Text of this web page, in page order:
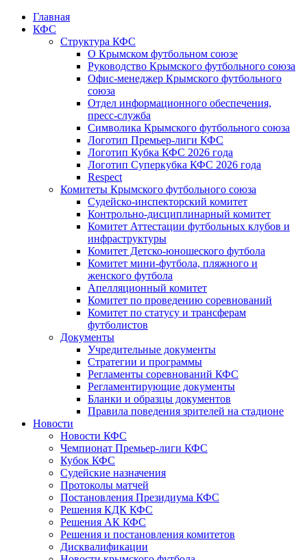
Главная
КФС
Структура КФС
О Крымском футбольном союзе
Руководство Крымского футбольного союза
Офис-менеджер Крымского футбольного
союза
Отдел информационного обеспечения,
пресс-служба
Символика Крымского футбольного союза
Логотип Премьер-лиги КФС
Логотип Кубка КФС 2026 года
Логотип Суперкубка КФС 2026 года
Respect
Комитеты Крымского футбольного союза
Судейско-инспекторский комитет
Контрольно-дисциплинарный комитет
Комитет Аттестации футбольных клубов и
инфраструктуры
Комитет Детско-юношеского футбола
Комитет мини-футбола, пляжного и
женского футбола
Апелляционный комитет
Комитет по проведению соревнований
Комитет по статусу и трансферам
футболистов
Документы
Учредительные документы
Стратегии и программы
Регламенты соревнований КФС
Регламентирующие документы
Бланки и образцы документов
Правила поведения зрителей на стадионе
Новости
Новости КФС
Чемпионат Премьер-лиги КФС
Кубок КФС
Судейские назначения
Протоколы матчей
Постановления Президиума КФС
Решения КДК КФС
Решения АК КФС
Решения и постановления комитетов
Дисквалификации